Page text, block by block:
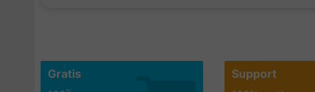
Gratis Support